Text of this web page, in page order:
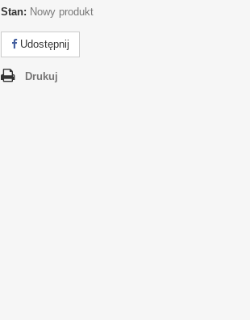
Stan: Nowy produkt
Udostępnij
Drukuj